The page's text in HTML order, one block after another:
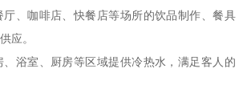
厅、咖啡店、快餐店等场所的饮品制作、餐具
应。
、浴室、厨房等区域提供冷热水，满足客人的